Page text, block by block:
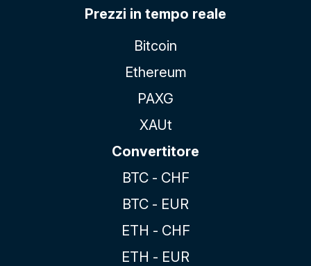
Prezzi in tempo reale
Bitcoin
Ethereum
PAXG
XAUt
Convertitore
BTC - CHF
BTC - EUR
ETH - CHF
ETH - EUR